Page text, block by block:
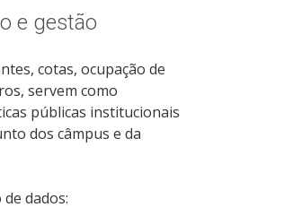
e gestão
cotas, ocupação de
servem como
públicas institucionais
dos câmpus e da
dados: